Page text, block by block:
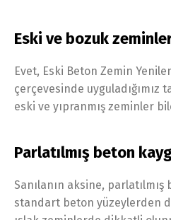
Eski ve bozuk
Evet, Eski Beton Zemin
çerçevesinde uyguladığımız
eski ve yıpranmış zeminler
Parlatılmış beton
Sanılanın aksine,
standart beton yüzeylerden